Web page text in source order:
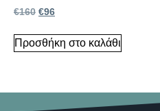
€160 €96
Προσθήκη στο καλάθι